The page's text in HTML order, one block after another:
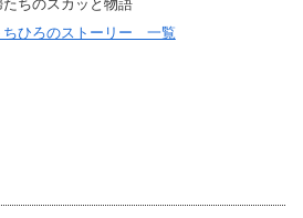
たちのスカッと物語
ちひろのストーリー 一覧